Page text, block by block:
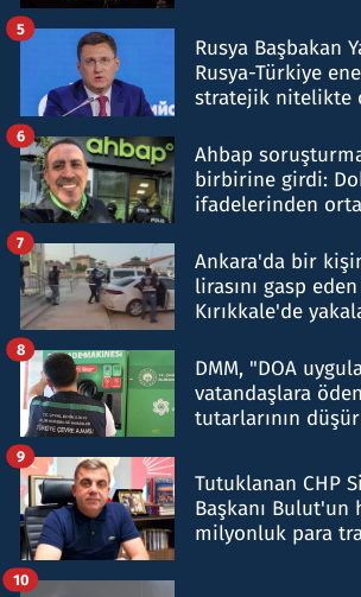
Rusya Başbakan
Rusya-Türkiye
stratejik nitelikte
5
Ahbap
birbirine girdi:
ifadelerinden
6
Ankara'da bir
lirasını gasp
Kırıkkale'de
7
DMM, "DOA
vatandaşlara
tutarlarının
8
Tutuklanan CHP
Başkanı Bulut'un
milyonluk para
9
10